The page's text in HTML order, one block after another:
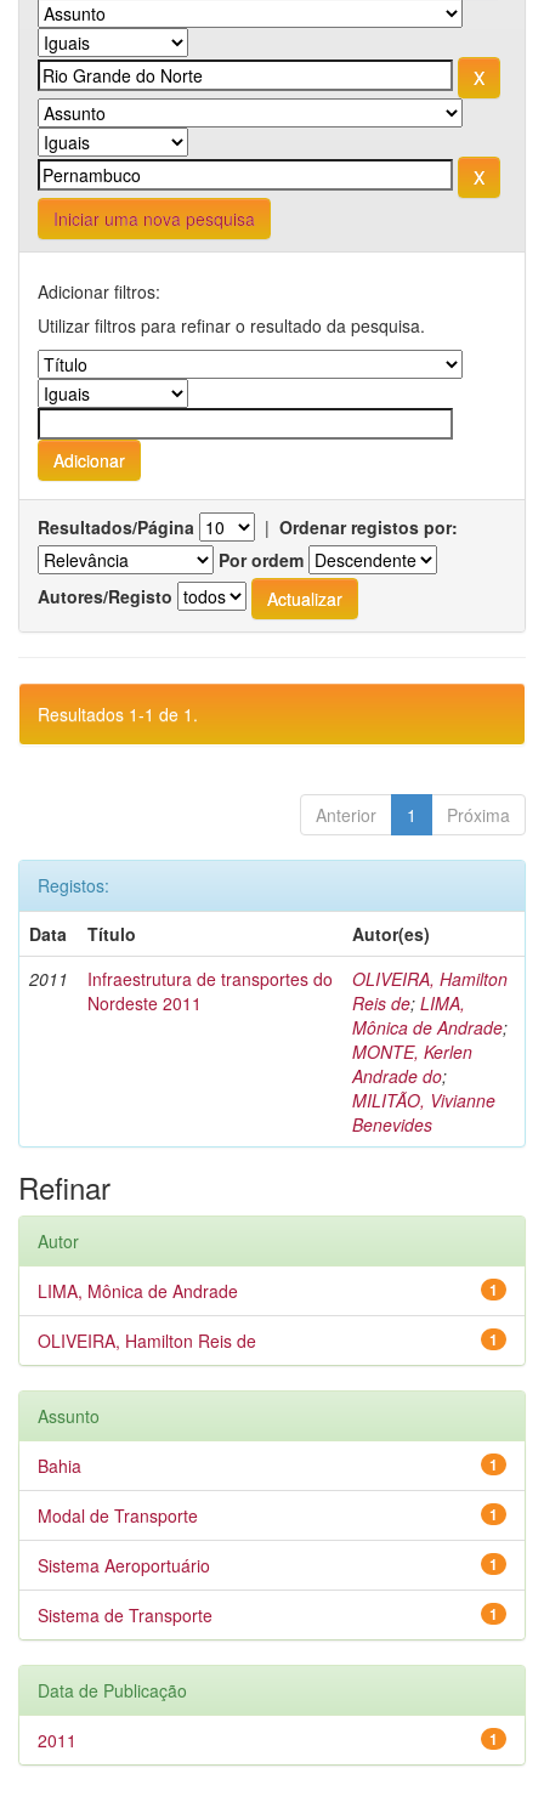
Iniciar uma nova pesquisa
Adicionar filtros:
Utilizar filtros para refinar o resultado da pesquisa.
Resultados/Página | Ordenar registos por:
Por ordem
Autores/Registo
Resultados 1-1 de 1.
Anterior 1 Próxima
Registos:
Data
Título
Autor(es)
2011
Infraestrutura de transportes do
Nordeste 2011
OLIVEIRA, Hamilton
Reis de; LIMA,
Mônica de Andrade;
MONTE, Kerlen
Andrade do;
MILITÃO, Vivianne
Benevides
Refinar
Autor
1
LIMA, Mônica de Andrade
1
OLIVEIRA, Hamilton Reis de
Assunto
1
Bahia
1
Modal de Transporte
1
Sistema Aeroportuário
1
Sistema de Transporte
Data de Publicação
1
2011